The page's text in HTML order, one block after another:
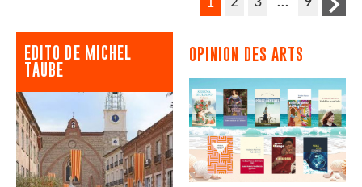
EDITO DE MICHEL
TAUBE
OPINION DES ARTS